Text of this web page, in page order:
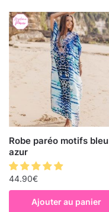
Robe paréo motifs bleu
azur
44.90€
Ajouter au panier